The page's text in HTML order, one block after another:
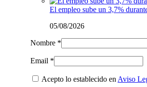
El empleo sube un 3,7%
05/08/2026
Nombre *
Email *
Acepto lo establecido en Aviso